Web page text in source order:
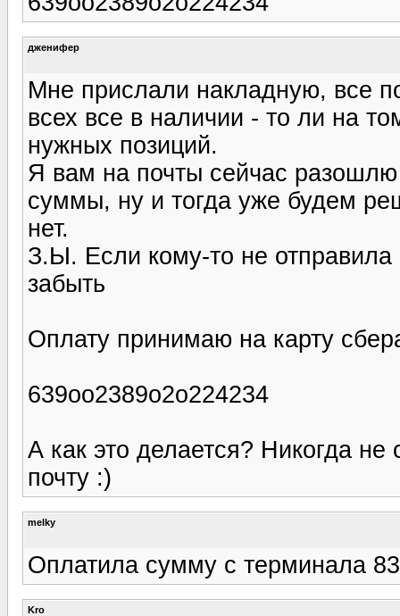
дженифер
Мне прислали накладную, все
всех все в наличии - то ли на
нужных позиций.
Я вам на почты сейчас
суммы, ну и тогда уже будем
нет.
З.Ы. Если кому-то не
забыть
Оплату принимаю на карту
639оо2389о2о224234
А как это делается? Никогда
почту :)
melky
Оплатила сумму с терминала
Kro